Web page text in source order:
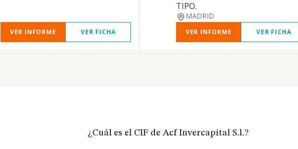
VER INFORME VER FICHA
TIPO.
MADRID
VER INFORME VER FICHA
¿Cuál es el CIF de Acf Invercapital S.l.?